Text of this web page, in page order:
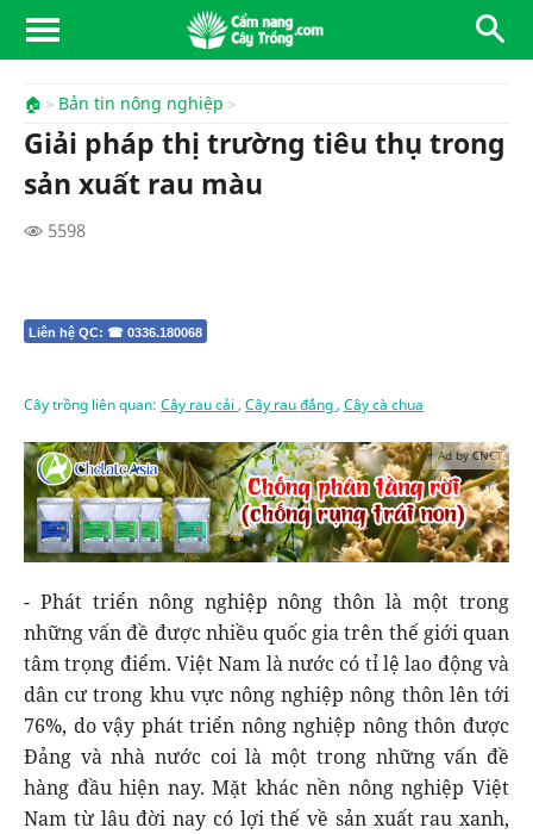
🏠 Bản tin nông nghiệp
Giải pháp thị trường tiêu thụ trong
sản xuất rau màu
5598
Liên hệ QC: ☎ 0336.180068
Cây trồng liên quan: Cây rau cải , Cây rau đắng, Cây cà chua
Ad by CNCT
- Phát triển nông nghiệp nông thôn là một trong
những vấn đề được nhiều quốc gia trên thế giới quan
tâm trọng điểm. Việt Nam là nước có tỉ lệ lao động và
dân cư trong khu vực nông nghiệp nông thôn lên tới
76%, do vậy phát triển nông nghiệp nông thôn được
Đảng và nhà nước coi là một trong những vấn đề
hàng đầu hiện nay. Mặt khác nền nông nghiệp Việt
Nam từ lâu đời nay có lợi thế về sản xuất rau xanh,